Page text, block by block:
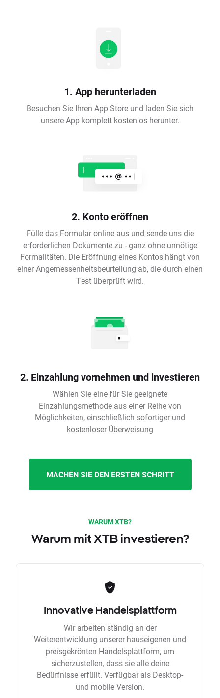
1. App herunterladen
Besuchen Sie Ihren App Store und laden Sie sich
unsere App komplett kostenlos herunter.
2. Konto eröffnen
Fülle das Formular online aus und sende uns die
erforderlichen Dokumente zu - ganz ohne unnötige
Formalitäten. Die Eröffnung eines Kontos hängt von
einer Angemessenheitsbeurteilung ab, die durch einen
Test überprüft wird.
2. Einzahlung vornehmen und investieren
Wählen Sie eine für Sie geeignete
Einzahlungsmethode aus einer Reihe von
Möglichkeiten, einschließlich sofortiger und
kostenloser Überweisung
MACHEN SIE DEN ERSTEN SCHRITT
WARUM XTB?
Warum mit XTB investieren?
Innovative Handelsplattform
Wir arbeiten ständig an der
Weiterentwicklung unserer hauseigenen und
preisgekrönten Handelsplattform, um
sicherzustellen, dass sie alle deine
Bedürfnisse erfüllt. Verfügbar als Desktop-
und mobile Version.